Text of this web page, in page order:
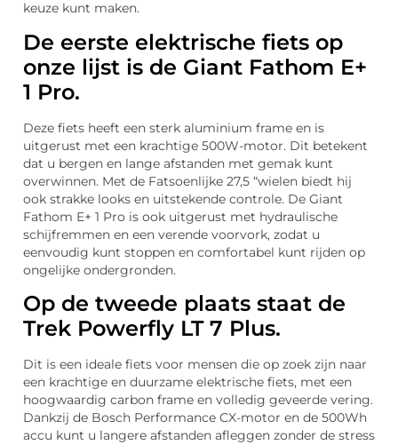
keuze kunt maken.
De eerste elektrische fiets op
onze lijst is de Giant Fathom E+
1 Pro.
Deze fiets heeft een sterk aluminium frame en is
uitgerust met een krachtige 500W-motor. Dit betekent
dat u bergen en lange afstanden met gemak kunt
overwinnen. Met de Fatsoenlijke 27,5 “wielen biedt hij
ook strakke looks en uitstekende controle. De Giant
Fathom E+ 1 Pro is ook uitgerust met hydraulische
schijfremmen en een verende voorvork, zodat u
eenvoudig kunt stoppen en comfortabel kunt rijden op
ongelijke ondergronden.
Op de tweede plaats staat de
Trek Powerfly LT 7 Plus.
Dit is een ideale fiets voor mensen die op zoek zijn naar
een krachtige en duurzame elektrische fiets, met een
hoogwaardig carbon frame en volledig geveerde vering.
Dankzij de Bosch Performance CX-motor en de 500Wh
accu kunt u langere afstanden afleggen zonder de stress